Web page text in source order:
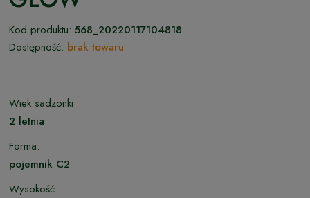
Kod produktu: 568_20220117104818
Dostępność: brak towaru
Wiek sadzonki:
2 letnia
Forma:
pojemnik C2
Wysokość: